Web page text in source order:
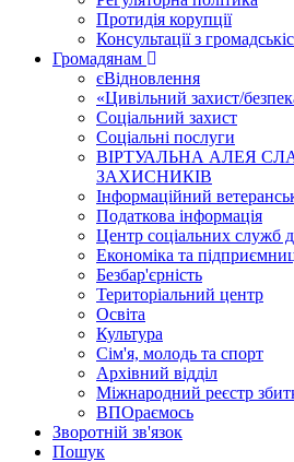
Протидія корупції
Консультації з
Громадянам
єВідновлення
«Цивільний захист/
Соціальний захист
Соціальні послуги
ВІРТУАЛЬНА АЛЕЯ
ЗАХИСНИКІВ
Інформаційний
Податкова інформація
Центр соціальних служб
Економіка та
Безбар'єрність
Територіальний центр
Освіта
Культура
Сім'я, молодь та спорт
Архівний відділ
Міжнародний реєстр
ВПОраємось
Зворотній зв'язок
Пошук